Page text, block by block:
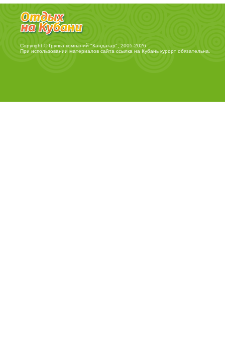
Copyright © Группа компаний "Кандагар", 2005-2026
При использовании материалов сайта ссылка на Кубань курортобязательна.